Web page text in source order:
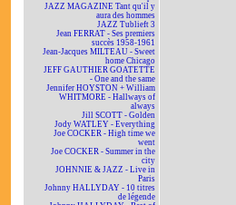
JAZZ MAGAZINE Tant qu'il y
aura des hommes
JAZZ Tublieft 3
Jean FERRAT - Ses premiers
succès 1958-1961
Jean-Jacques MILTEAU - Sweet
home Chicago
JEFF GAUTHIER GOATETTE
- One and the same
Jennifer HOYSTON + William
WHITMORE - Hallways of
always
Jill SCOTT - Golden
Jody WATLEY - Everything
Joe COCKER - High time we
went
Joe COCKER - Summer in the
city
JOHNNIE & JAZZ - Live in
Paris
Johnny HALLYDAY - 10 titres
de légende